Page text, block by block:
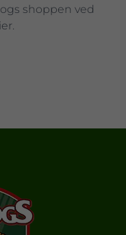
shoppen ved